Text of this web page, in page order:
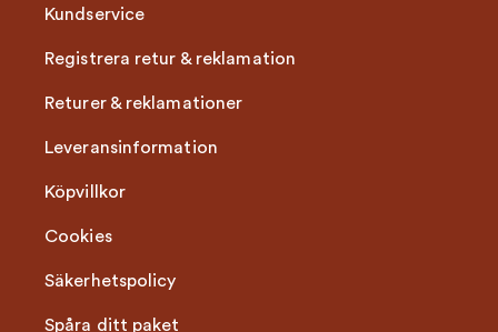
Kundservice
Registrera retur & reklamation
Returer & reklamationer
Leveransinformation
Köpvillkor
Cookies
Säkerhetspolicy
Spåra ditt paket